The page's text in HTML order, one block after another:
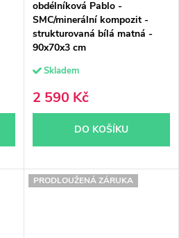
obdélníková Pablo -
SMC/minerální kompozit -
strukturovaná bílá matná -
90x70x3 cm
Skladem
2 590 Kč
DO KOŠÍKU
PRODLOUŽENÁ ZÁRUKA